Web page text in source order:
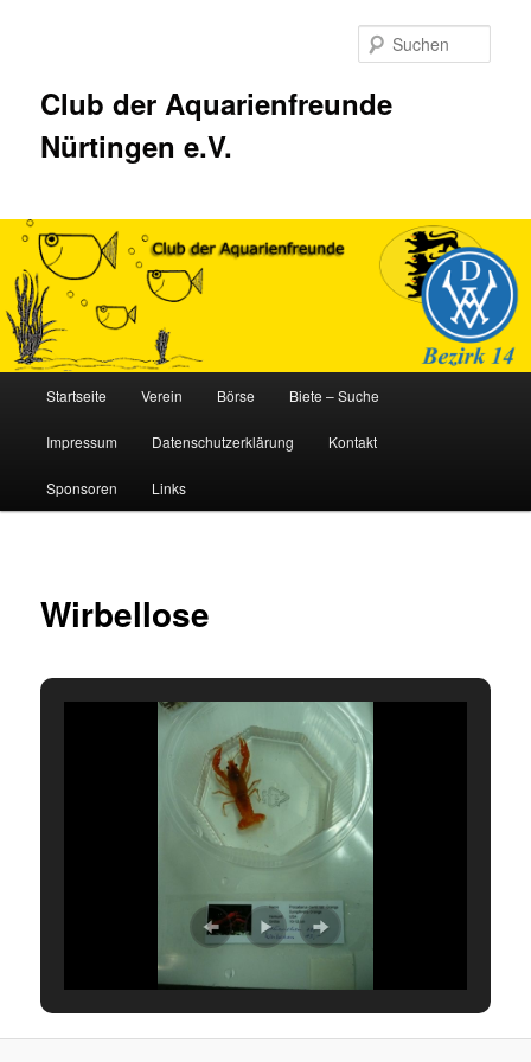
Club der Aquarienfreunde
Nürtingen e.V.
Startseite Verein Börse Biete – Suche
Impressum Datenschutzerklärung Kontakt
Sponsoren Links
Wirbellose